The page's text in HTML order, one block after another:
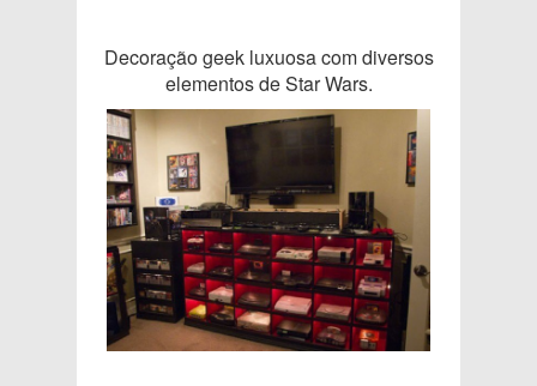
Decoração geek luxuosa com diversos
elementos de Star Wars.